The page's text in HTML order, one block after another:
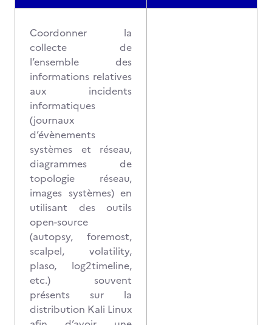
Coordonner la
collecte de
l’ensemble des
informations relatives
aux incidents
informatiques
(journaux
d’évènements
systèmes et réseau,
diagrammes de
topologie réseau,
images systèmes) en
utilisant des outils
open-source
(autopsy, foremost,
scalpel, volatility,
plaso, log2timeline,
etc.) souvent
présents sur la
distribution Kali Linux